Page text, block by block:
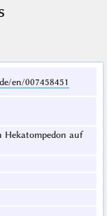
en/007458451
Hekatompedon auf